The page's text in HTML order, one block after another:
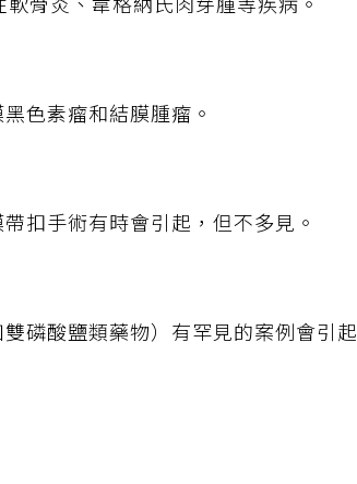
色素瘤和結膜腫瘤。
扣手術有時會引起，但不多見。
磷酸鹽類藥物）有罕見的案例會引起